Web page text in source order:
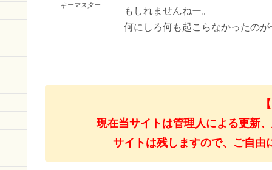
キーマスター
もしれませんねー。
何にしろ何も起こらなかったの
現在当サイトは管理人による更新
サイトは残しますので、ご自由